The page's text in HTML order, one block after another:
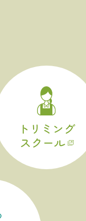
トリミング
スクール